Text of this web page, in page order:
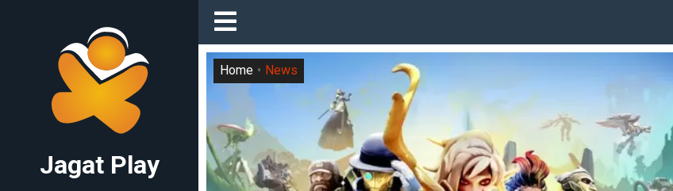
Jagat Play
Home News